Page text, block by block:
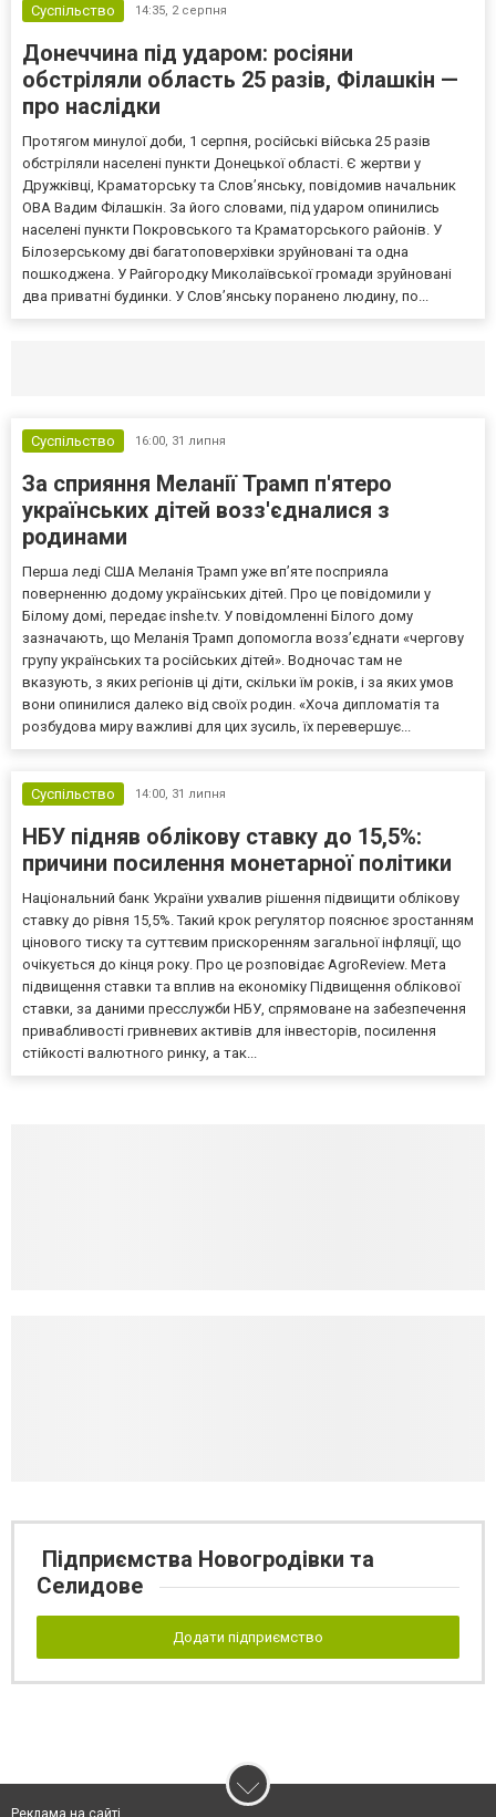
Суспільство 14:35, 2 серпня
Донеччина під ударом: росіяни
обстріляли область 25 разів, Філашкін —
про наслідки
Протягом минулої доби, 1 серпня, російські війська 25 разів
обстріляли населені пункти Донецької області. Є жертви у
Дружківці, Краматорську та Слов’янську, повідомив начальник
ОВА Вадим Філашкін. За його словами, під ударом опинились
населені пункти Покровського та Краматорського районів. У
Білозерському дві багатоповерхівки зруйновані та одна
пошкоджена. У Райгородку Миколаївської громади зруйновані
два приватні будинки. У Слов’янську поранено людину, по...
Суспільство 16:00, 31 липня
За сприяння Меланії Трамп п'ятеро
українських дітей возз'єдналися з
родинами
Перша леді США Меланія Трамп уже впʼяте посприяла
поверненню додому українських дітей. Про це повідомили у
Білому домі, передає inshe.tv. У повідомленні Білого дому
зазначають, що Меланія Трамп допомогла возз’єднати «чергову
групу українських та російських дітей». Водночас там не
вказують, з яких регіонів ці діти, скільки їм років, і за яких умов
вони опинилися далеко від своїх родин. «Хоча дипломатія та
розбудова миру важливі для цих зусиль, їх перевершує...
Суспільство 14:00, 31 липня
НБУ підняв облікову ставку до 15,5%:
причини посилення монетарної політики
Національний банк України ухвалив рішення підвищити облікову
ставку до рівня 15,5%. Такий крок регулятор пояснює зростанням
цінового тиску та суттєвим прискоренням загальної інфляції, що
очікується до кінця року. Про це розповідає AgroReview. Мета
підвищення ставки та вплив на економіку Підвищення облікової
ставки, за даними пресслужби НБУ, спрямоване на забезпечення
привабливості гривневих активів для інвесторів, посилення
стійкості валютного ринку, а так...
Підприємства Новогродівки та
Селидове
Додати підприємство
Реклама на сайті